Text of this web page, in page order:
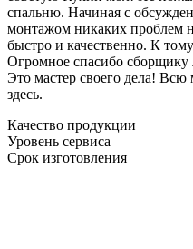
спальню. Начиная с
монтажом никаких проблем
быстро и качественно. К
Огромное спасибо сборщику
Это мастер своего дела! Всю
здесь.
Качество продукции
Уровень сервиса
Срок изготовления